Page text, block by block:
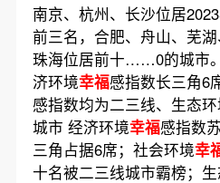
南京、杭州、长沙位居
前三名，合肥、舟山、芜湖
珠海位居前十……0的城市
济环境幸福感指数长三角6
感指数均为二三线、生态
城市 经济环境幸福感指数
三角占据6席；社会环境幸
十名被二三线城市霸榜；